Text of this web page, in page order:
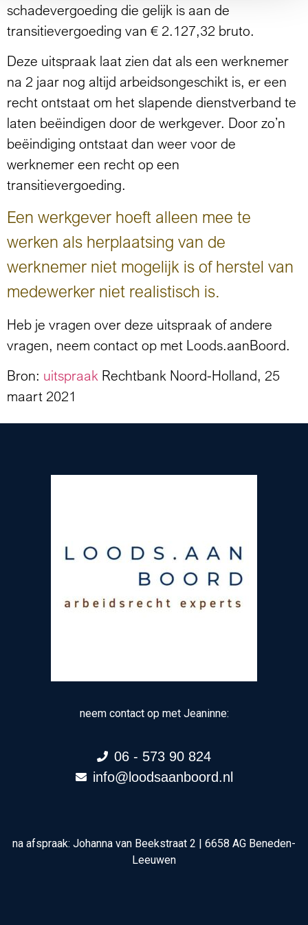
schadevergoeding die gelijk is aan de
transitievergoeding van € 2.127,32 bruto.
Deze uitspraak laat zien dat als een werknemer
na 2 jaar nog altijd arbeidsongeschikt is, er een
recht ontstaat om het slapende dienstverband te
laten beëindigen door de werkgever. Door zo’n
beëindiging ontstaat dan weer voor de
werknemer een recht op een
transitievergoeding.
Een werkgever hoeft alleen mee te
werken als herplaatsing van de
werknemer niet mogelijk is of herstel van
medewerker niet realistisch is.
Heb je vragen over deze uitspraak of andere
vragen, neem contact op met Loods.aanBoord.
Bron: uitspraak Rechtbank Noord-Holland, 25
maart 2021
neem contact op met Jeaninne:
06 - 573 90 824
info@loodsaanboord.nl
na afspraak: Johanna van Beekstraat 2 | 6658 AG Beneden-
Leeuwen